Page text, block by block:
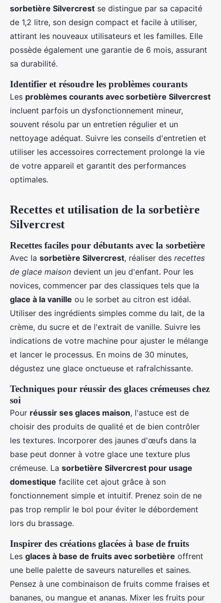
sorbetière Silvercrest se distingue par sa capacité
de 1,2 litre, son design compact et facile à utiliser,
attirant les nouveaux utilisateurs et les familles. Elle
possède également une garantie de 6 mois, assurant
sa durabilité.
Identifier et résoudre les problèmes courants
Les problèmes courants avec sorbetière Silvercrest
incluent parfois un dysfonctionnement mineur,
souvent résolu par un entretien régulier et un
nettoyage adéquat. Suivre les conseils d'entretien et
utiliser les accessoires correctement prolonge la vie
de votre appareil et garantit des performances
optimales.
Recettes et utilisation de la sorbetière
Silvercrest
Recettes faciles pour débutants avec la sorbetière
Avec la sorbetière Silvercrest, réaliser des recettes
de glace maison devient un jeu d'enfant. Pour les
novices, commencer par des classiques tels que la
glace à la vanille ou le sorbet au citron est idéal.
Utiliser des ingrédients simples comme du lait, de la
crème, du sucre et de l'extrait de vanille. Suivre les
indications de votre machine pour ajuster le mélange
et lancer le processus. En moins de 30 minutes,
dégustez une glace onctueuse et rafraîchissante.
Techniques pour réussir des glaces crémeuses chez
soi
Pour réussir ses glaces maison, l'astuce est de
choisir des produits de qualité et de bien contrôler
les textures. Incorporer des jaunes d'œufs dans la
base peut donner à votre glace une texture plus
crémeuse. La sorbetière Silvercrest pour usage
domestique facilite cet ajout grâce à son
fonctionnement simple et intuitif. Prenez soin de ne
pas trop remplir le bol pour éviter le débordement
lors du brassage.
Inspirer des créations glacées à base de fruits
Les glaces à base de fruits avec sorbetière offrent
une belle palette de saveurs naturelles et saines.
Pensez à une combinaison de fruits comme fraises et
bananes, ou mangue et ananas. Mixer les fruits pour